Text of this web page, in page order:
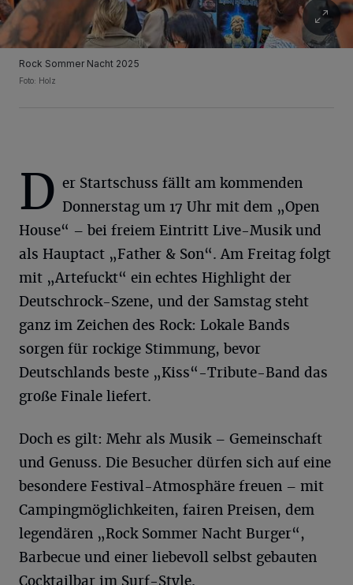
Rock Sommer Nacht 2025
Foto: Holz
D er Startschuss fällt am kommenden
Donnerstag um 17 Uhr mit dem „Open
House“ – bei freiem Eintritt Live-Musik und
als Hauptact „Father & Son“. Am Freitag folgt
mit „Artefuckt“ ein echtes Highlight der
Deutschrock-Szene, und der Samstag steht
ganz im Zeichen des Rock: Lokale Bands
sorgen für rockige Stimmung, bevor
Deutschlands beste „Kiss“-Tribute-Band das
große Finale liefert.
Doch es gilt: Mehr als Musik – Gemeinschaft
und Genuss. Die Besucher dürfen sich auf eine
besondere Festival-Atmosphäre freuen – mit
Campingmöglichkeiten, fairen Preisen, dem
legendären „Rock Sommer Nacht Burger“,
Barbecue und einer liebevoll selbst gebauten
Cocktailbar im Surf-Style.